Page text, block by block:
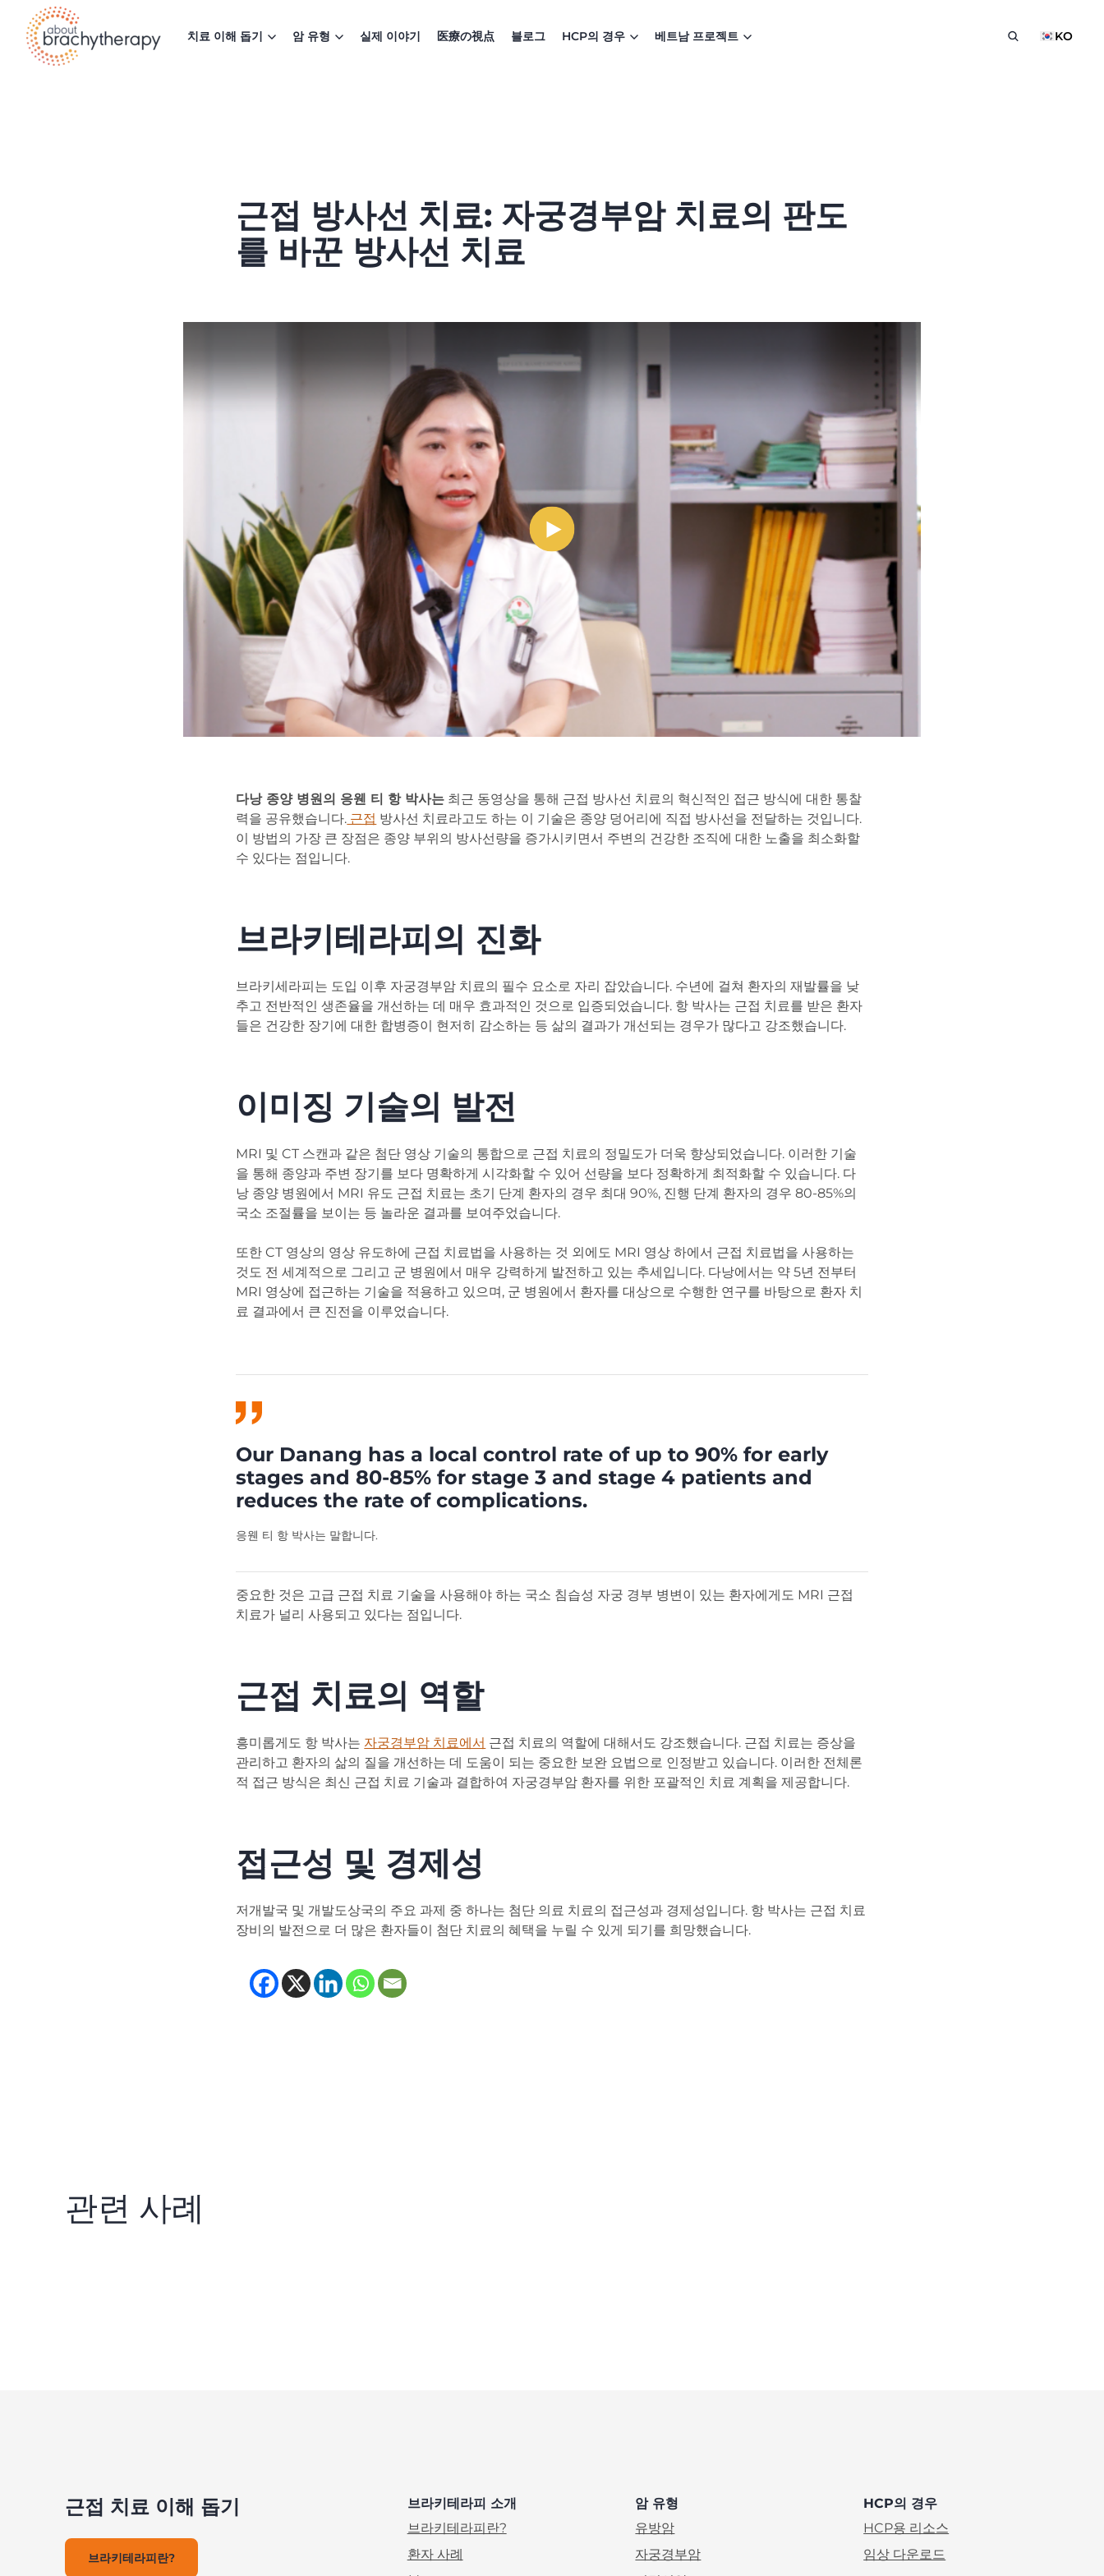
Skip to content
치료 이해 돕기 암 유형 실제 이야기 医療の視点 블로그 HCP의 경우 베트남 프로젝트 KO
근접 방사선 치료: 자궁경부암 치료의 판도
를 바꾼 방사선 치료
다낭 종양 병원의 응웬 티 항 박사는 최근 동영상을 통해 근접 방사선 치료의 혁신적인 접근 방식에 대한 통찰
력을 공유했습니다. 근접 방사선 치료라고도 하는 이 기술은 종양 덩어리에 직접 방사선을 전달하는 것입니다.
이 방법의 가장 큰 장점은 종양 부위의 방사선량을 증가시키면서 주변의 건강한 조직에 대한 노출을 최소화할
수 있다는 점입니다.
브라키테라피의 진화
브라키세라피는 도입 이후 자궁경부암 치료의 필수 요소로 자리 잡았습니다. 수년에 걸쳐 환자의 재발률을 낮
추고 전반적인 생존율을 개선하는 데 매우 효과적인 것으로 입증되었습니다. 항 박사는 근접 치료를 받은 환자
들은 건강한 장기에 대한 합병증이 현저히 감소하는 등 삶의 결과가 개선되는 경우가 많다고 강조했습니다.
이미징 기술의 발전
MRI 및 CT 스캔과 같은 첨단 영상 기술의 통합으로 근접 치료의 정밀도가 더욱 향상되었습니다. 이러한 기술
을 통해 종양과 주변 장기를 보다 명확하게 시각화할 수 있어 선량을 보다 정확하게 최적화할 수 있습니다. 다
낭 종양 병원에서 MRI 유도 근접 치료는 초기 단계 환자의 경우 최대 90%, 진행 단계 환자의 경우 80-85%의
국소 조절률을 보이는 등 놀라운 결과를 보여주었습니다.
또한 CT 영상의 영상 유도하에 근접 치료법을 사용하는 것 외에도 MRI 영상 하에서 근접 치료법을 사용하는
것도 전 세계적으로 그리고 군 병원에서 매우 강력하게 발전하고 있는 추세입니다. 다낭에서는 약 5년 전부터
MRI 영상에 접근하는 기술을 적용하고 있으며, 군 병원에서 환자를 대상으로 수행한 연구를 바탕으로 환자 치
료 결과에서 큰 진전을 이루었습니다.
Our Danang has a local control rate of up to 90% for early
stages and 80-85% for stage 3 and stage 4 patients and
reduces the rate of complications.
응웬 티 항 박사는 말합니다.
중요한 것은 고급 근접 치료 기술을 사용해야 하는 국소 침습성 자궁 경부 병변이 있는 환자에게도 MRI 근접
치료가 널리 사용되고 있다는 점입니다.
근접 치료의 역할
흥미롭게도 항 박사는 자궁경부암 치료에서 근접 치료의 역할에 대해서도 강조했습니다. 근접 치료는 증상을
관리하고 환자의 삶의 질을 개선하는 데 도움이 되는 중요한 보완 요법으로 인정받고 있습니다. 이러한 전체론
적 접근 방식은 최신 근접 치료 기술과 결합하여 자궁경부암 환자를 위한 포괄적인 치료 계획을 제공합니다.
접근성 및 경제성
저개발국 및 개발도상국의 주요 과제 중 하나는 첨단 의료 치료의 접근성과 경제성입니다. 항 박사는 근접 치료
장비의 발전으로 더 많은 환자들이 첨단 치료의 혜택을 누릴 수 있게 되기를 희망했습니다.
(opens in new tab)
(opens in new tab)
(opens in new tab)
(opens in new tab)
관련 사례
근접 치료 이해 돕기
브라키테라피란?
브라키테라피 소개
브라키테라피란?
환자 사례
암 유형
유방암
자궁경부암
HCP의 경우
HCP용 리소스
임상 다운로드